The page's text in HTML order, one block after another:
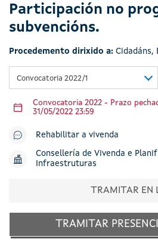
Participación no
subvencións.
Procedemento dirixido a: Cidadáns,
Convocatoria 2022/1
Convocatoria 2022 - Prazo
31/05/2022 23:59
Rehabilitar a vivenda
Consellería de Vivenda e
Infraestruturas
TRAMITAR EN
TRAMITAR